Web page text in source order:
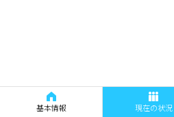
基本情報 現在の状況